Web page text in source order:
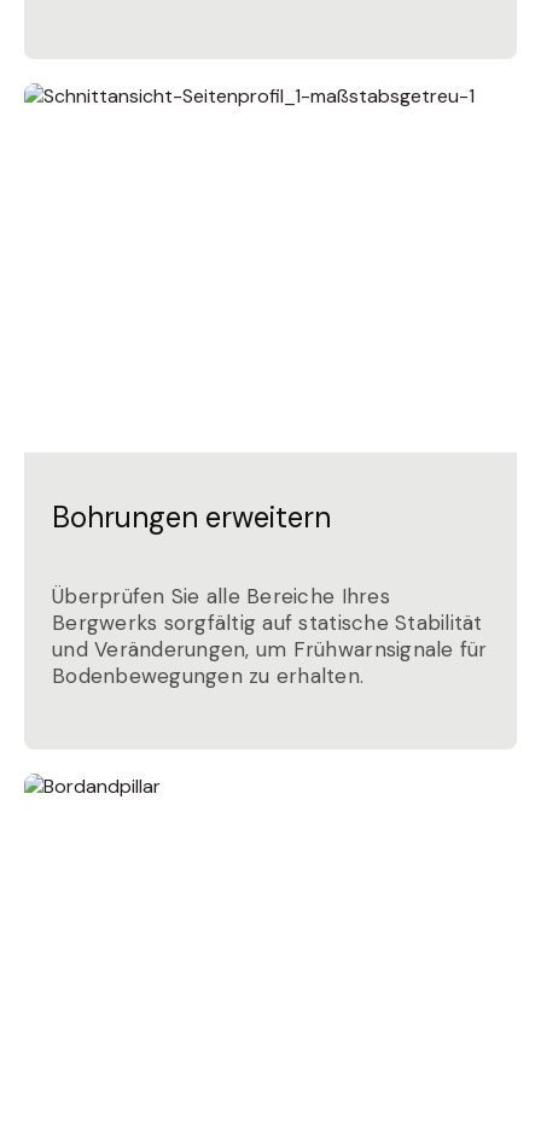
Bohrungen erweitern
Überprüfen Sie alle Bereiche Ihres
Bergwerks sorgfältig auf statische Stabilität
und Veränderungen, um Frühwarnsignale für
Bodenbewegungen zu erhalten.